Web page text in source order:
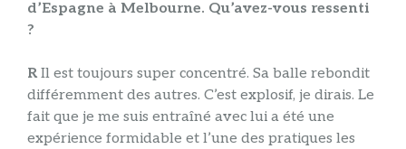
d’Espagne à Melbourne. Qu’avez-vous ressenti
?
RIl est toujours super concentré. Sa balle rebondit
différemment des autres. C’est explosif, je dirais. Le
fait que je me suis entraîné avec lui a été une
expérience formidable et l’une des pratiques les